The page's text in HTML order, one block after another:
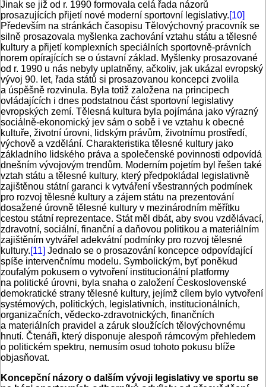
Jinak se již od r. 1990 formovala celá řada názorů
prosazujících přijetí nové moderní sportovní legislativy.[10]
Především na stránkách časopisu Tělovýchovný pracovník se
silně prosazovala myšlenka zachování vztahu státu a tělesné
kultury a přijetí komplexních speciálních sportovně-právních
norem opírajících se o ústavní základ. Myšlenky prosazované
od r. 1990 u nás nebyly uplatněny, ačkoliv, jak ukázal evropský
vývoj 90. let, řada států si prosazovanou koncepci zvolila
a úspěšně rozvinula. Byla totiž založena na principech
ovládajících i dnes podstatnou část sportovní legislativy
evropských zemí. Tělesná kultura byla pojímána jako výrazný
sociálně-ekonomický jev sám o sobě i ve vztahu k obecné
kultuře, životní úrovni, lidským právům, životnímu prostředí,
výchově a vzdělání. Charakteristika tělesné kultury jako
základního lidského práva a společenské povinnosti odpovídá
dnešním vývojovým trendům. Moderním pojetím byl řešen také
vztah státu a tělesné kultury, který předpokládal legislativně
zajištěnou státní garanci k vytváření všestranných podmínek
pro rozvoj tělesné kultury a zájem státu na prezentování
dosažené úrovně tělesné kultury v mezinárodním měřítku
cestou státní reprezentace. Stát měl dbát, aby svou vzdělávací,
zdravotní, sociální, finanční a daňovou politikou a materiálním
zajištěním vytvářel adekvátní podmínky pro rozvoj tělesné
kultury.[11] Jednalo se o prosazování koncepce odpovídající
spíše intervenčnímu modelu. Symbolickým, byť poněkud
zoufalým pokusem o vytvoření institucionální platformy
na politické úrovni, byla snaha o založení Československé
demokratické strany tělesné kultury, jejímž cílem bylo vytvoření
systémových, politických, legislativních, institucionálních,
organizačních, vědecko-zdravotnických, finančních
a materiálních pravidel a záruk sloužících tělovýchovnému
hnutí. Čtenáři, který disponuje alespoň rámcovým přehledem
o politickém spektru, nemusím osud tohoto pokusu blíže
objasňovat.
Koncepční názory o dalším vývoji legislativy ve sportu se